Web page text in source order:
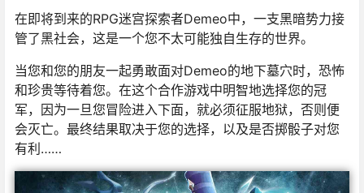
在即将到来的RPG迷宫探索者Demeo中，一支黑暗势力接
管了黑社会，这是一个您不太可能独自生存的世界。
当您和您的朋友一起勇敢面对Demeo的地下墓穴时，恐怖
和珍贵等待着您。在这个合作游戏中明智地选择您的冠
军，因为一旦您冒险进入下面，就必须征服地狱，否则便
会灭亡。最终结果取决于您的选择，以及是否掷骰子对您
有利……